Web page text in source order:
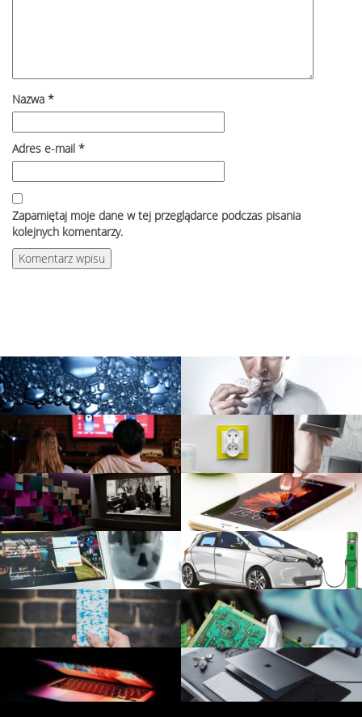
Nazwa *
Adres e-mail *
Zapamiętaj moje dane w tej przeglądarce podczas pisania
kolejnych komentarzy.